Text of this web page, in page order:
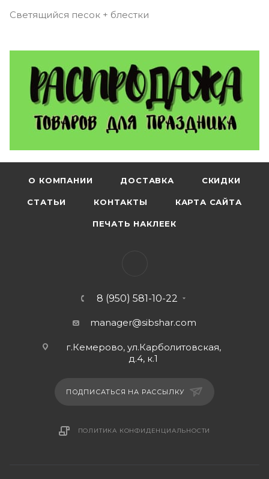
Светящийся песок + блестки
О КОМПАНИИ ДОСТАВКА СКИДКИ
СТАТЬИ КОНТАКТЫ КАРТА САЙТА
ПЕЧАТЬ НАКЛЕЕК
8 (950) 581-10-22
manager@sibshar.com
г.Кемерово, ул.Карболитовская,
д.4, к.1
ПОДПИСАТЬСЯ НА РАССЫЛКУ
ПОЛИТИКА КОНФИДЕНЦИАЛЬНОСТИ